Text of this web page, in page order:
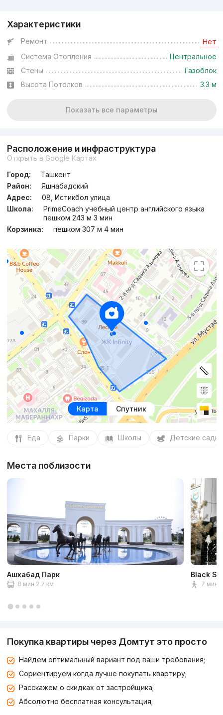
Характеристики
Ремонт Нет
Система Отопления
Центральное
Стены
Газоблок
Высота Потолков
3.3 м
Показать все параметры
Расположение и инфраструктура
Открыть в Google Картах
Город:
Ташкент
Район:
Яшнабадский
Адрес:
08, Истикбол улица
Школа:
PrimeCoach учебный центр английского языка
пешком 243 м 3 мин
Корзинка:
пешком 307 м 4 мин
Карта Спутник
Еда Парки Школы Детские сады
Места поблизости
Ашхабад Парк
8 мин 2.7 км
Black
7 мин
Покупка квартиры через Домтут это просто
Найдём оптимальный вариант под ваши требования;
Сориентируем когда лучше покупать квартиру;
Расскажем о скидках от застройщика;
Абсолютно бесплатная консультация;